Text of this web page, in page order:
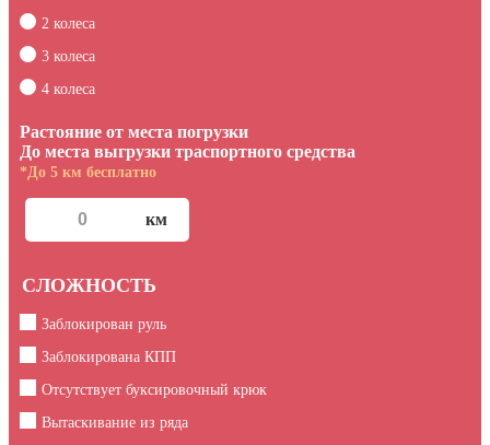
2 колеса
3 колеса
4 колеса
Растояние от места погрузки
До места выгрузки траспортного средства
*До 5 км бесплатно
СЛОЖНОСТЬ
Заблокирован руль
Заблокирована КПП
Отсутствует буксировочный крюк
Вытаскивание из ряда